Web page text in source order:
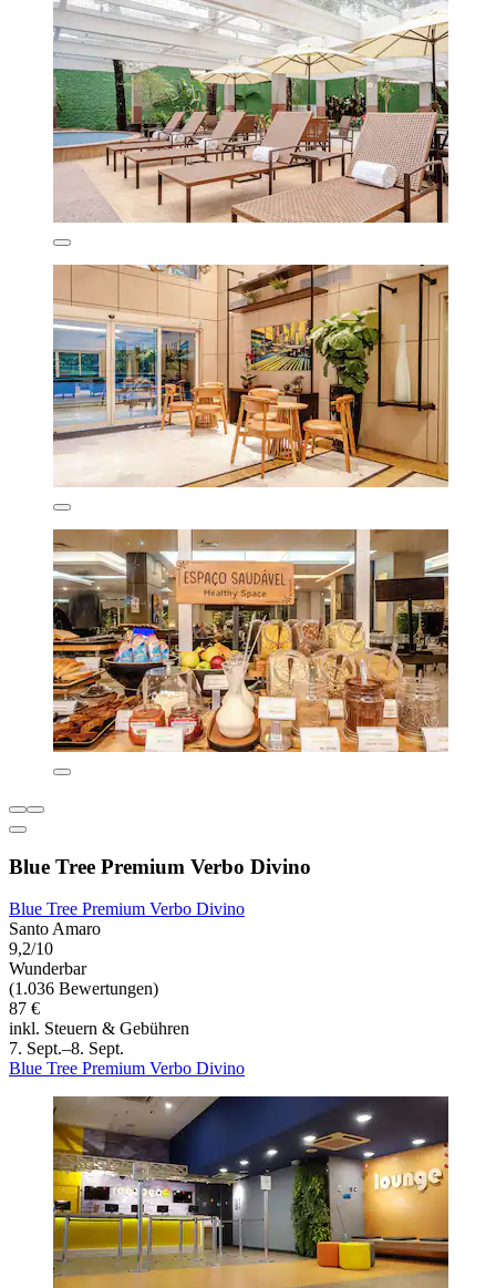
Blue Tree Premium Verbo Divino
Blue Tree Premium Verbo Divino
Santo Amaro
9,2/10
Wunderbar
(1.036 Bewertungen)
87 €
inkl. Steuern & Gebühren
7. Sept.–8. Sept.
Blue Tree Premium Verbo Divino